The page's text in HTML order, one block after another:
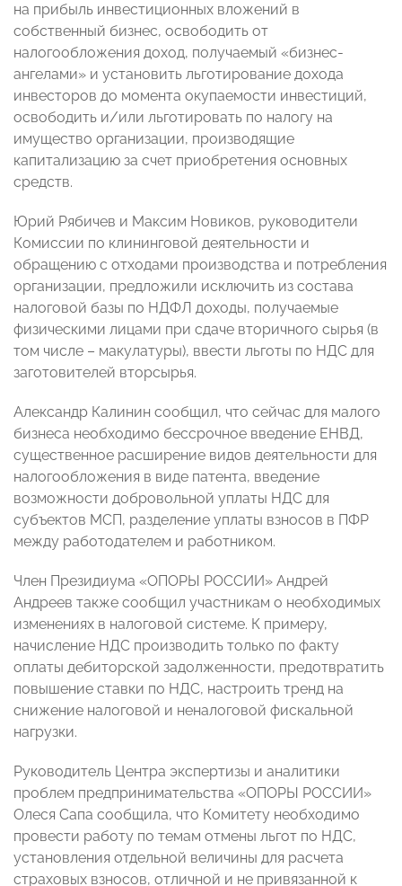
на прибыль инвестиционных вложений в
собственный бизнес, освободить от
налогообложения доход, получаемый «бизнес-
ангелами» и установить льготирование дохода
инвесторов до момента окупаемости инвестиций,
освободить и/или льготировать по налогу на
имущество организации, производящие
капитализацию за счет приобретения основных
средств.
Юрий Рябичев и Максим Новиков, руководители
Комиссии по клининговой деятельности и
обращению с отходами производства и потребления
организации, предложили исключить из состава
налоговой базы по НДФЛ доходы, получаемые
физическими лицами при сдаче вторичного сырья (в
том числе – макулатуры), ввести льготы по НДС для
заготовителей вторсырья.
Александр Калинин сообщил, что сейчас для малого
бизнеса необходимо бессрочное введение ЕНВД,
существенное расширение видов деятельности для
налогообложения в виде патента, введение
возможности добровольной уплаты НДС для
субъектов МСП, разделение уплаты взносов в ПФР
между работодателем и работником.
Член Президиума «ОПОРЫ РОССИИ» Андрей
Андреев также сообщил участникам о необходимых
изменениях в налоговой системе. К примеру,
начисление НДС производить только по факту
оплаты дебиторской задолженности, предотвратить
повышение ставки по НДС, настроить тренд на
снижение налоговой и неналоговой фискальной
нагрузки.
Руководитель Центра экспертизы и аналитики
проблем предпринимательства «ОПОРЫ РОССИИ»
Олеся Сапа сообщила, что Комитету необходимо
провести работу по темам отмены льгот по НДС,
установления отдельной величины для расчета
страховых взносов, отличной и не привязанной к